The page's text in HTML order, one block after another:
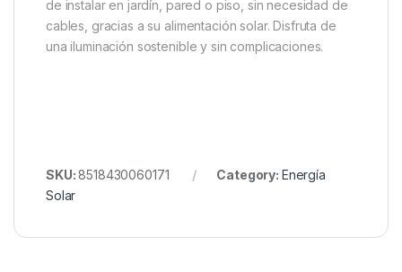
de instalar en jardín, pared o piso, sin necesidad de
cables, gracias a su alimentación solar. Disfruta de
una iluminación sostenible y sin complicaciones.
SKU:8518430060171 Category: Energía
Solar